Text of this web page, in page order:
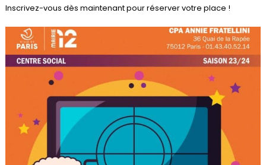
Inscrivez-vous dès maintenant pour réserver votre place !